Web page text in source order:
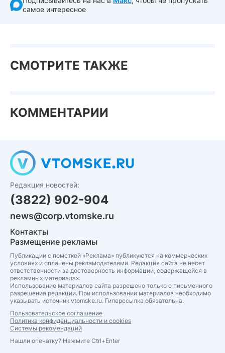
самое интересное
СМОТРИТЕ ТАКЖЕ
КОММЕНТАРИИ
Редакция новостей:
(3822) 902-904
news@corp.vtomske.ru
Контакты
Размещение рекламы
Публикации с пометкой «Реклама» публикуются на коммерческих
условиях и оплачены рекламодателями. Редакция сайта не несет
ответственности за достоверность информации, содержащейся в
рекламных материалах.
Использование материалов сайта разрешено только с письменного
разрешения редакции. При использовании материалов необходимо
указывать источник vtomske.ru. Гиперссылка обязательна.
Пользовательское соглашение
Политика конфиденциальности и cookies
Системы рекомендаций
Нашли опечатку? Нажмите Ctrl+Enter